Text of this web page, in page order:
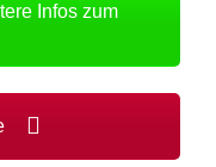
Infos zum